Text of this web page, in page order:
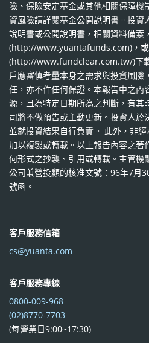
險、保險安定基金或其他相關保障機
資風險請詳閱基金公開說明書。投資
說明書或公開說明書，相關資料備索
(http://www.yuantafunds.com)，或
(http://www.fundclear.com.tw/)下
戶應審慎考量本身之需求與投資風險
任，亦不作任何保證。本報告中之內
源，且為特定日期所為之判斷，有其
司將不做預告或主動更新。投資人於
並就投資結果自行負責。 此外，非
加以複製或轉載。以上報告內容之著
何形式之抄襲、引用或轉載。主管機
公司兼營投顧的核准文號：96年7月
號函。
客戶服務信箱
cs@yuanta.com
客戶服務專線
0800-009-968
(02)8770-7703
(每營業日9:00~17:30)